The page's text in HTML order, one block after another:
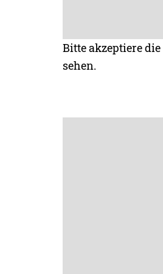
Bitte akzeptiere die
sehen.